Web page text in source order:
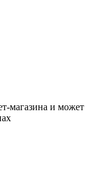
магазина и может